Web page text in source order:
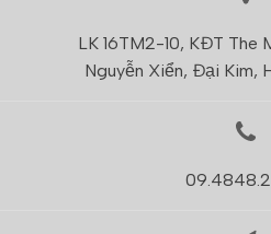
LK 16TM2-10, KĐT The
Nguyễn Xiển, Đại Kim,